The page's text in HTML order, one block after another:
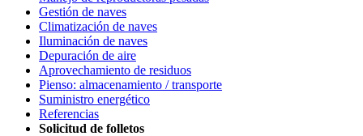
Gestión de naves
Climatización de naves
Iluminación de naves
Depuración de aire
Aprovechamiento de residuos
Pienso: almacenamiento / transporte
Suministro energético
Referencias
Solicitud de folletos